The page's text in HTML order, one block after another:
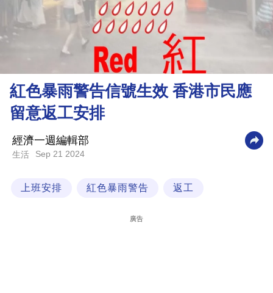
資
樓
理
財
商
業
科
紅色暴雨警告信號生效 香港市民應
留意返工安排
經濟一週編輯部
生活 Sep 21 2024
上班安排 紅色暴雨警告 返工
廣告